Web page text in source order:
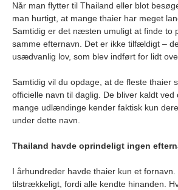
Når man flytter til Thailand eller blot
man hurtigt, at mange thaier har meget
Samtidig er det næsten umuligt at finde to
samme efternavn. Det er ikke tilfældigt –
usædvanlig lov, som blev indført for lidt
Samtidig vil du opdage, at de fleste thaier
officielle navn til daglig. De bliver kaldt
mange udlændinge kender faktisk kun
under dette navn.
Thailand havde oprindeligt ingen
I århundreder havde thaier kun et
tilstrækkeligt, fordi alle kendte hinanden.